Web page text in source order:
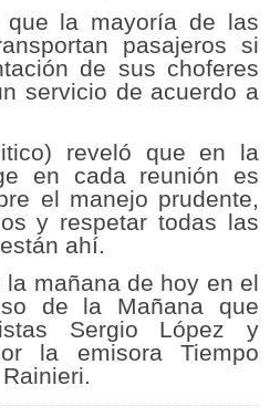
la mayoría de las
pasajeros si
de sus choferes
servicio de acuerdo a
reveló que en la
en cada reunión es
el manejo prudente,
y respetar todas las
ahí.
mañana de hoy en el
de la Mañana que
Sergio López y
la emisora Tiempo